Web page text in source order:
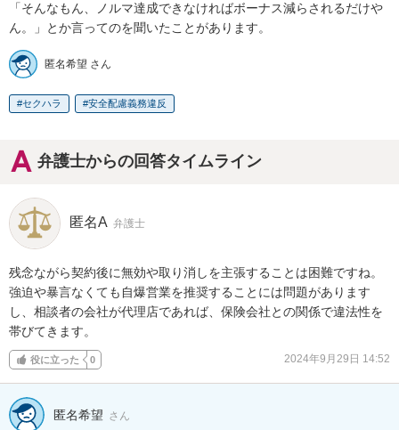
「そんなもん、ノルマ達成できなければボーナス減らされるだけや
ん。」とか言ってのを聞いたことがあります。
匿名希望 さん
セクハラ 安全配慮義務違反
弁護士からの回答タイムライン
匿名A 弁護士
残念ながら契約後に無効や取り消しを主張することは困難ですね。
強迫や暴言なくても自爆営業を推奨することには問題があります
し、相談者の会社が代理店であれば、保険会社との関係で違法性を
帯びてきます。
役に立った 0 2024年9月29日 14:52
匿名希望 さん